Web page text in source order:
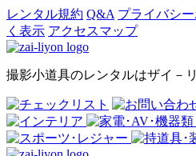
レンタル規約 Q&A プライバシ
く表示 アクセスマップ
撮影小道具のレンタルはザイ－